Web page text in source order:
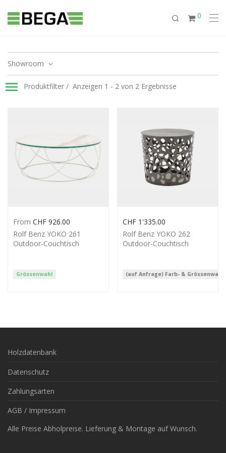
0
Showroom
Produktfilter Anzeigen 1 - 2 von 2 Ergebnisse
Grössenwahl
Rolf Benz YOKO 261
Outdoor-Couchtisch
From CHF 926.00
(auf Anfrage) Farb- & Grössenwahl
Rolf Benz YOKO 262
Outdoor-Couchtisch
CHF 1'335.00
Holzdatenbank
Datenschutz
Zahlungsarten
AGB / Impressum
Alle Preise Abholpreise. Lieferung & Montage auf Wunsch.